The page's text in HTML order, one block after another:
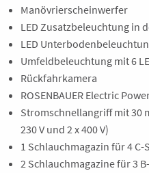
Manövrierscheinwerfer
LED Zusatzbeleuchtung in
LED
Umfeldbeleuchtung mit 6
Rückfahrkamera
ROSENBAUER Electric
Stromschnellangriff mit 30
230 V und 2 x 400 V)
1 Schlauchmagazin für 4 C-
2 Schlauchmagazine für 3